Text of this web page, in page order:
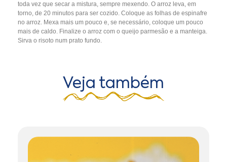
toda vez que secar a mistura, sempre mexendo. O arroz leva, em
torno, de 20 minutos para ser cozido. Coloque as folhas de espinafre
no arroz. Mexa mais um pouco e, se necessário, coloque um pouco
mais de caldo. Finalize o arroz com o queijo parmesão e a manteiga.
Sirva o risoto num prato fundo.
Veja também